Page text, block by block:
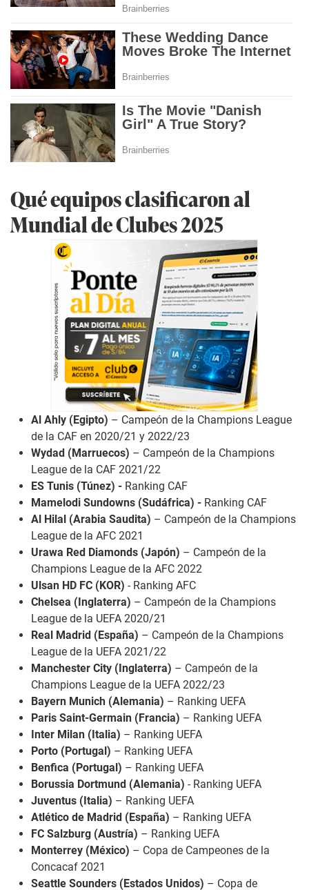
Qué equipos clasificaron al
Mundial de Clubes 2025
Al Ahly (Egipto) – Campeón de la Champions League
de la CAF en 2020/21 y 2022/23
Wydad (Marruecos) – Campeón de la Champions
League de la CAF 2021/22
ES Tunis (Túnez) - Ranking CAF
Mamelodi Sundowns (Sudáfrica) - Ranking CAF
Al Hilal (Arabia Saudita) – Campeón de la Champions
League de la AFC 2021
Urawa Red Diamonds (Japón) – Campeón de la
Champions League de la AFC 2022
Ulsan HD FC (KOR) - Ranking AFC
Chelsea (Inglaterra) – Campeón de la Champions
League de la UEFA 2020/21
Real Madrid (España) – Campeón de la Champions
League de la UEFA 2021/22
Manchester City (Inglaterra) – Campeón de la
Champions League de la UEFA 2022/23
Bayern Munich (Alemania) – Ranking UEFA
Paris Saint-Germain (Francia) – Ranking UEFA
Inter Milan (Italia) – Ranking UEFA
Porto (Portugal) – Ranking UEFA
Benfica (Portugal) – Ranking UEFA
Borussia Dortmund (Alemania) - Ranking UEFA
Juventus (Italia) – Ranking UEFA
Atlético de Madrid (España) – Ranking UEFA
FC Salzburg (Austría) – Ranking UEFA
Monterrey (México) – Copa de Campeones de la
Concacaf 2021
Seattle Sounders (Estados Unidos) – Copa de